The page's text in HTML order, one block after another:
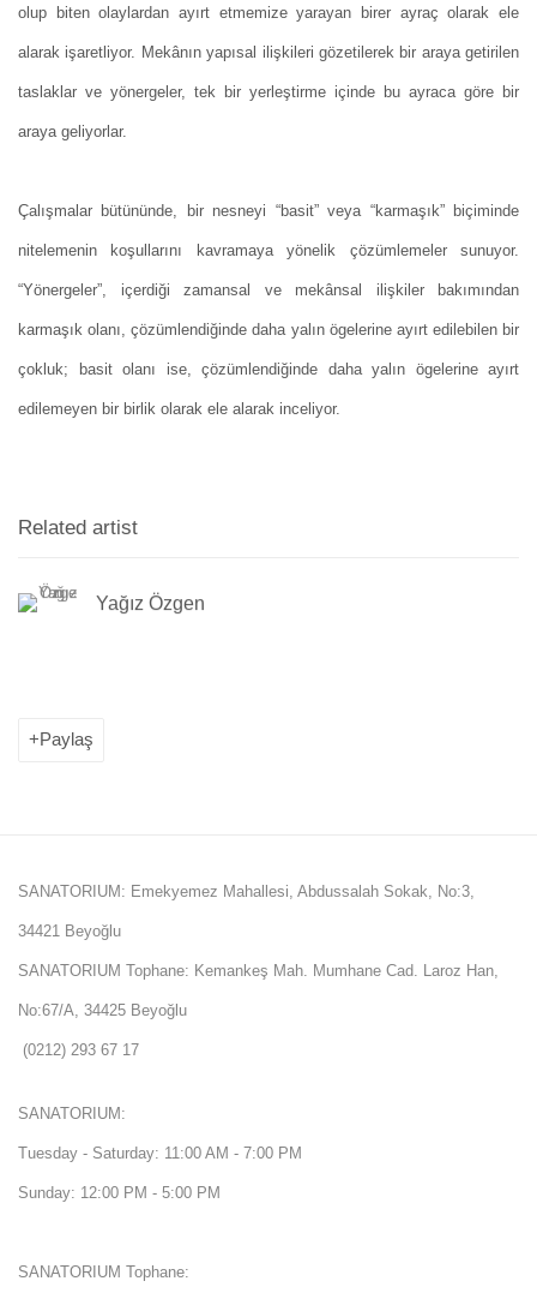
olup biten olaylardan ayırt etmemize yarayan birer ayraç olarak ele
alarak işaretliyor. Mekânın yapısal ilişkileri gözetilerek bir araya getirilen
taslaklar ve yönergeler, tek bir yerleştirme içinde bu ayraca göre bir
araya geliyorlar.
Çalışmalar bütününde, bir nesneyi “basit” veya “karmaşık” biçiminde
nitelemenin koşullarını kavramaya yönelik çözümlemeler sunuyor.
“Yönergeler”, içerdiği zamansal ve mekânsal ilişkiler bakımından
karmaşık olanı, çözümlendiğinde daha yalın ögelerine ayırt edilebilen bir
çokluk; basit olanı ise, çözümlendiğinde daha yalın ögelerine ayırt
edilemeyen bir birlik olarak ele alarak inceliyor.
Related artist
Yağız Özgen
Paylaş
SANATORIUM: Emekyemez Mahallesi, Abdussalah Sokak, No:3,
34421 Beyoğlu
SANATORIUM Tophane: Kemankeş Mah. Mumhane Cad. Laroz Han,
No:67/A, 34425 Beyoğlu
(0212) 293 67 17
SANATORIUM:
Tuesday - Saturday: 11:00 AM - 7:00 PM
Sunday: 12:00 PM - 5:00 PM
SANATORIUM Tophane: